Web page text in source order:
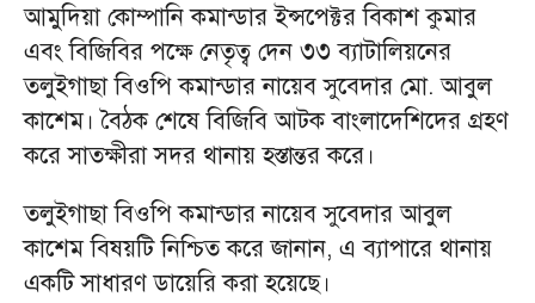
আমুদিয়া কোম্পানি কমান্ডার ইন্সপেক্টর বিকাশ কুমার
এবং বিজিবির পক্ষে নেতৃত্ব দেন ৩৩ ব্যাটালিয়নের
তলুইগাছা বিওপি কমান্ডার নায়েব সুবেদার মো. আবুল
কাশেম। বৈঠক শেষে বিজিবি আটক বাংলাদেশিদের গ্রহণ
করে সাতক্ষীরা সদর থানায় হস্তান্তর করে।
তলুইগাছা বিওপি কমান্ডার নায়েব সুবেদার আবুল
কাশেম বিষয়টি নিশ্চিত করে জানান, এ ব্যাপারে থানায়
একটি সাধারণ ডায়েরি করা হয়েছে।